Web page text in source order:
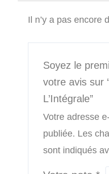
Il n’y a pas encore
Soyez le
votre avis sur
L’Intégrale”
Votre adresse
publiée. Les
sont indiqués